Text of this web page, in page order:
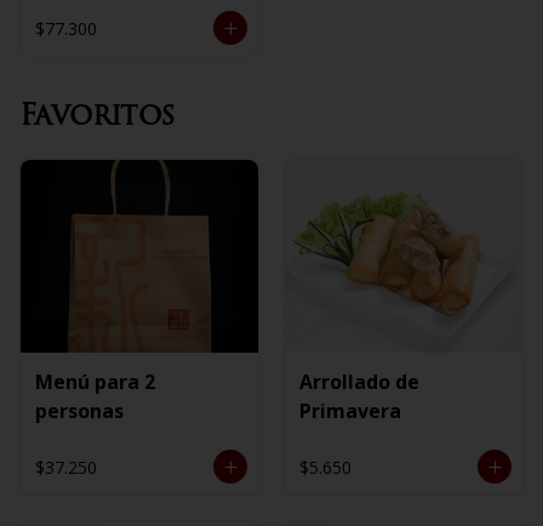
$77.300
Favoritos
Menú para 2
personas
$37.250
Arrollado de
Primavera
$5.650